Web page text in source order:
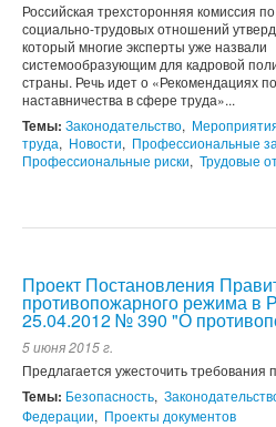
Российская трехсторонняя комиссия
социально-трудовых отношений
который многие эксперты уже назвали
системообразующим для кадровой
страны. Речь идет о «Рекомендациях
наставничества в сфере труда»...
Темы: Законодательство,
труда, Новости, Профессиональные
Профессиональные риски, Трудовые
Проект Постановления
противопожарного режима в
25.04.2012 № 390 "О
5 июня 2015 г.
Предлагается ужесточить требования
Темы: Безопасность,
Федерации, Проекты документов